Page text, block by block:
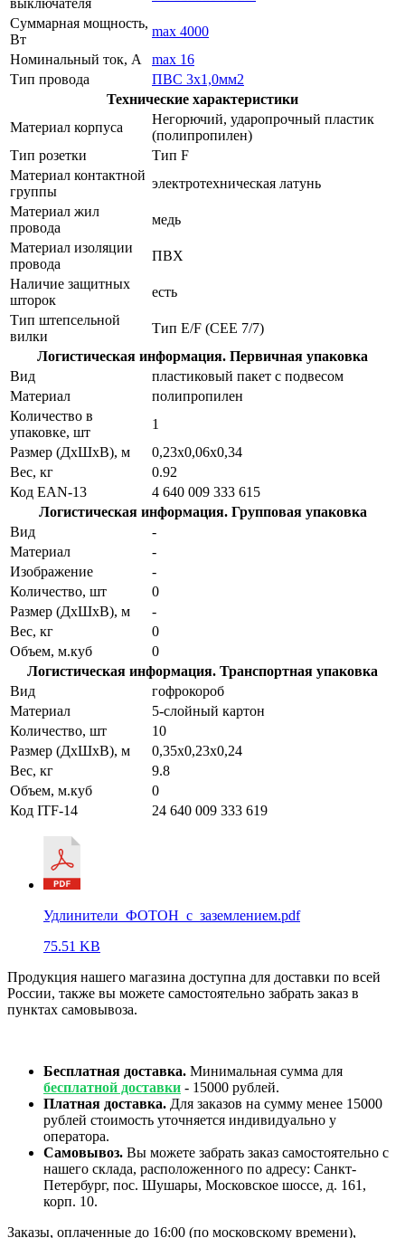
выключателя
Суммарная мощность,
Вт
max 4000
Номинальный ток, А
max 16
Тип провода
ПВС 3х1,0мм2
Технические характеристики
Материал корпуса
Негорючий, ударопрочный пластик
(полипропилен)
Тип розетки
Тип F
Материал контактной
группы
электротехническая латунь
Материал жил
провода
медь
Материал изоляции
провода
ПВХ
Наличие защитных
шторок
есть
Тип штепсельной
вилки
Тип E/F (CEE 7/7)
Логистическая информация. Первичная упаковка
Вид
пластиковый пакет с подвесом
Материал
полипропилен
Количество в
упаковке, шт
1
Размер (ДхШхВ), м
0,23х0,06х0,34
Вес, кг
0.92
Код EAN-13
4 640 009 333 615
Логистическая информация. Групповая упаковка
Вид
-
Материал
-
Изображение
-
Количество, шт
0
Размер (ДхШхВ), м
-
Вес, кг
0
Объем, м.куб
0
Логистическая информация. Транспортная упаковка
Вид
гофрокороб
Материал
5-слойный картон
Количество, шт
10
Размер (ДхШхВ), м
0,35х0,23х0,24
Вес, кг
9.8
Объем, м.куб
0
Код ITF-14
24 640 009 333 619
Удлинители_ФОТОН_с_заземлением.pdf
75.51 KB
Продукция нашего магазина доступна для доставки по всей
России, также вы можете самостоятельно забрать заказ в
пунктах самовывоза.
Бесплатная доставка. Минимальная сумма для
бесплатной доставки - 15000 рублей.
Платная доставка. Для заказов на сумму менее 15000
рублей стоимость уточняется индивидуально у
оператора.
Самовывоз. Вы можете забрать заказ самостоятельно с
нашего склада, расположенного по адресу: Санкт-
Петербург, пос. Шушары, Московское шоссе, д. 161,
корп. 10.
Заказы, оплаченные до 16:00 (по московскому времени),